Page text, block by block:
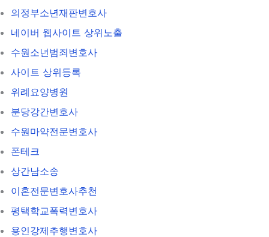
의정부소년재판변호사
네이버 웹사이트 상위노출
수원소년범죄변호사
사이트 상위등록
위례요양병원
분당강간변호사
수원마약전문변호사
폰테크
상간남소송
이혼전문변호사추천
평택학교폭력변호사
용인강제추행변호사